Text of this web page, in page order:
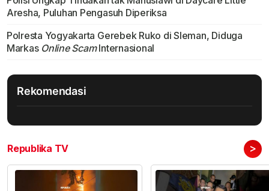
Aresha, Puluhan Pengasuh Diperiksa
Polresta Yogyakarta Gerebek Ruko di Sleman, Diduga
Markas Online ScamInternasional
Rekomendasi
Republika TV >